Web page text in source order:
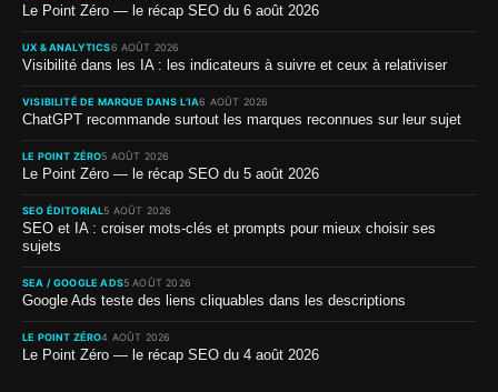
Le Point Zéro — le récap SEO du 6 août 2026
UX & ANALYTICS6 AOÛT 2026
Visibilité dans les IA : les indicateurs à suivre et ceux à relativiser
VISIBILITÉ DE MARQUE DANS L’IA6 AOÛT 2026
ChatGPT recommande surtout les marques reconnues sur leur sujet
LE POINT ZÉRO5 AOÛT 2026
Le Point Zéro — le récap SEO du 5 août 2026
SEO ÉDITORIAL5 AOÛT 2026
SEO et IA : croiser mots-clés et prompts pour mieux choisir ses
sujets
SEA / GOOGLE ADS5 AOÛT 2026
Google Ads teste des liens cliquables dans les descriptions
LE POINT ZÉRO4 AOÛT 2026
Le Point Zéro — le récap SEO du 4 août 2026